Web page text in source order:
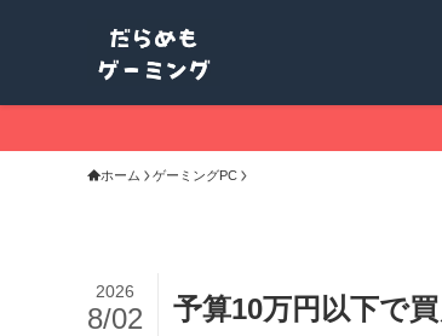
ホーム ゲーミングPC
予算10万円以下で
2026
8/02